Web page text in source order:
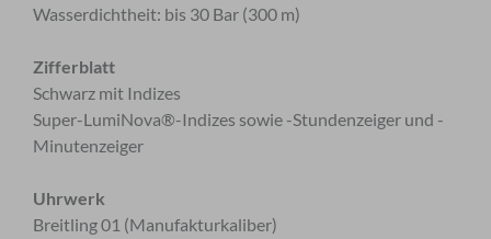
Wasserdichtheit: bis 30 Bar (300 m)
Zifferblatt
Schwarz mit Indizes
Super-LumiNova®-Indizes sowie -Stundenzeiger und -
Minutenzeiger
Uhrwerk
Breitling 01 (Manufakturkaliber)